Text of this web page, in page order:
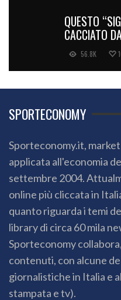
QUESTO
CACCIATO
56.8K
SPORTECONOMY
Sporteconomy.it,
applicata all'economia
settembre 2004.
online più cliccata in
quanto riguarda i temi
library di circa 60 mila
Sporteconomy
contenuti, con alcune
giornalistiche in Italia e
stampata e tv).